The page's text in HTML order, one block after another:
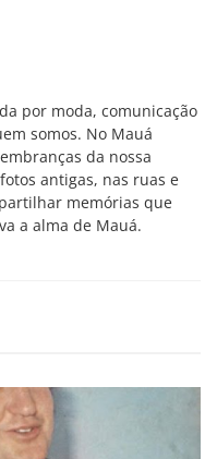
por moda, comunicação
somos. No Mauá
da nossa
antigas, nas ruas e
memórias que
a alma de Mauá.